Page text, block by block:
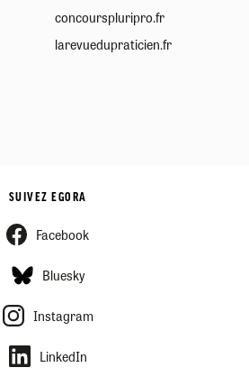
concourspluripro.fr
larevuedupraticien.fr
SUIVEZ EGORA
Facebook
Bluesky
Instagram
LinkedIn